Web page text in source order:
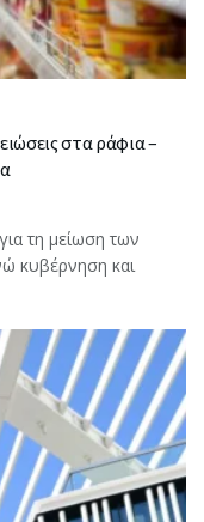
στα ράφια –
τη μείωση των
κυβέρνηση και